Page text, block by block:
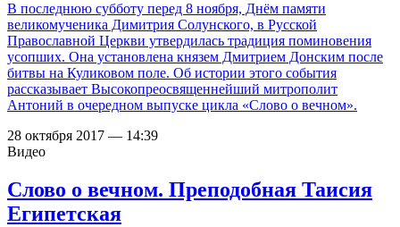
В последнюю субботу перед 8 ноября, Днём памяти
великомученика Димитрия Солунского, в Русской
Православной Церкви утвердилась традиция поминовения
усопших. Она установлена князем Дмитрием Донским после
битвы на Куликовом поле. Об истории этого события
рассказывает Высокопреосвященнейший митрополит
Антоний в очередном выпуске цикла «Слово о вечном».
28 октября 2017 — 14:39
Видео
Слово о вечном. Преподобная Таисия
Египетская